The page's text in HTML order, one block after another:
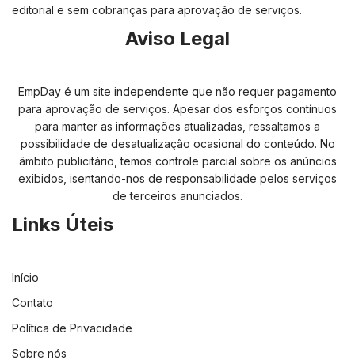
editorial e sem cobranças para aprovação de serviços.
Aviso Legal
EmpDay é um site independente que não requer pagamento
para aprovação de serviços. Apesar dos esforços contínuos
para manter as informações atualizadas, ressaltamos a
possibilidade de desatualização ocasional do conteúdo. No
âmbito publicitário, temos controle parcial sobre os anúncios
exibidos, isentando-nos de responsabilidade pelos serviços
de terceiros anunciados.
Links Úteis
Início
Contato
Política de Privacidade
Sobre nós